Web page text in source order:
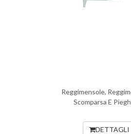
Reggimensole,
Scomparsa E
DETTAGLI